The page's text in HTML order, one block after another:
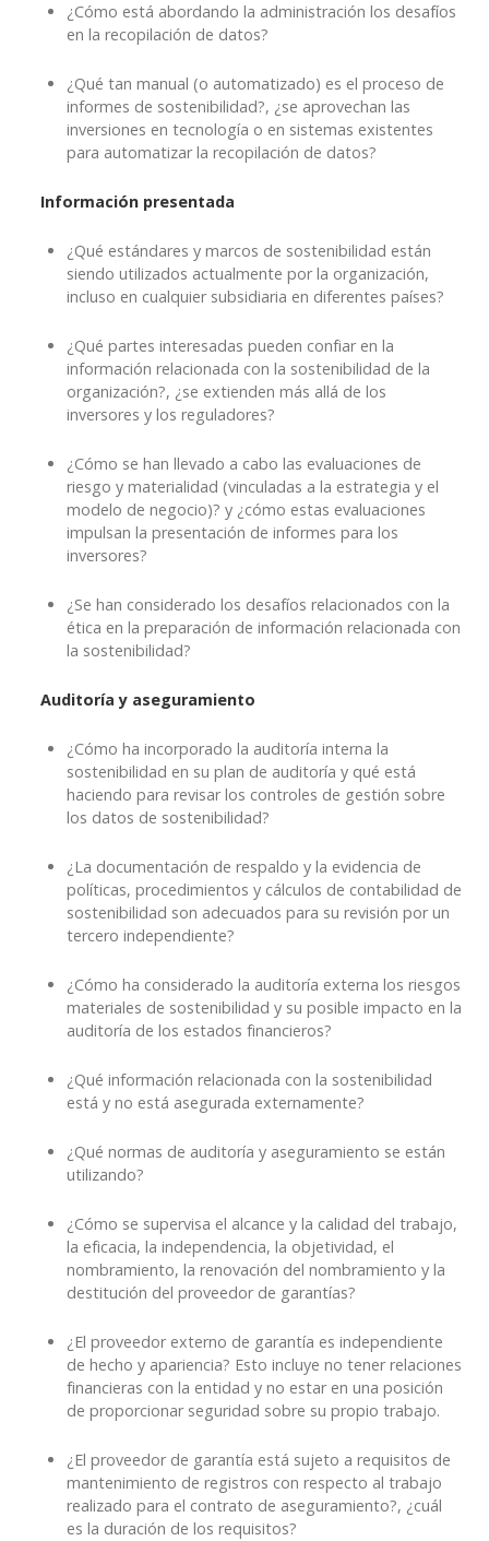
¿Cómo está abordando la administración los desafíos
en la recopilación de datos?
¿Qué tan manual (o automatizado) es el proceso de
informes de sostenibilidad?, ¿se aprovechan las
inversiones en tecnología o en sistemas existentes
para automatizar la recopilación de datos?
Información presentada
¿Qué estándares y marcos de sostenibilidad están
siendo utilizados actualmente por la organización,
incluso en cualquier subsidiaria en diferentes países?
¿Qué partes interesadas pueden confiar en la
información relacionada con la sostenibilidad de la
organización?, ¿se extienden más allá de los
inversores y los reguladores?
¿Cómo se han llevado a cabo las evaluaciones de
riesgo y materialidad (vinculadas a la estrategia y el
modelo de negocio)? y ¿cómo estas evaluaciones
impulsan la presentación de informes para los
inversores?
¿Se han considerado los desafíos relacionados con la
ética en la preparación de información relacionada con
la sostenibilidad?
Auditoría y aseguramiento
¿Cómo ha incorporado la auditoría interna la
sostenibilidad en su plan de auditoría y qué está
haciendo para revisar los controles de gestión sobre
los datos de sostenibilidad?
¿La documentación de respaldo y la evidencia de
políticas, procedimientos y cálculos de contabilidad de
sostenibilidad son adecuados para su revisión por un
tercero independiente?
¿Cómo ha considerado la auditoría externa los riesgos
materiales de sostenibilidad y su posible impacto en la
auditoría de los estados financieros?
¿Qué información relacionada con la sostenibilidad
está y no está asegurada externamente?
¿Qué normas de auditoría y aseguramiento se están
utilizando?
¿Cómo se supervisa el alcance y la calidad del trabajo,
la eficacia, la independencia, la objetividad, el
nombramiento, la renovación del nombramiento y la
destitución del proveedor de garantías?
¿El proveedor externo de garantía es independiente
de hecho y apariencia? Esto incluye no tener relaciones
financieras con la entidad y no estar en una posición
de proporcionar seguridad sobre su propio trabajo.
¿El proveedor de garantía está sujeto a requisitos de
mantenimiento de registros con respecto al trabajo
realizado para el contrato de aseguramiento?, ¿cuál
es la duración de los requisitos?